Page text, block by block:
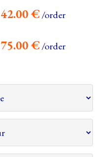
42.00€/order
75.00€/order